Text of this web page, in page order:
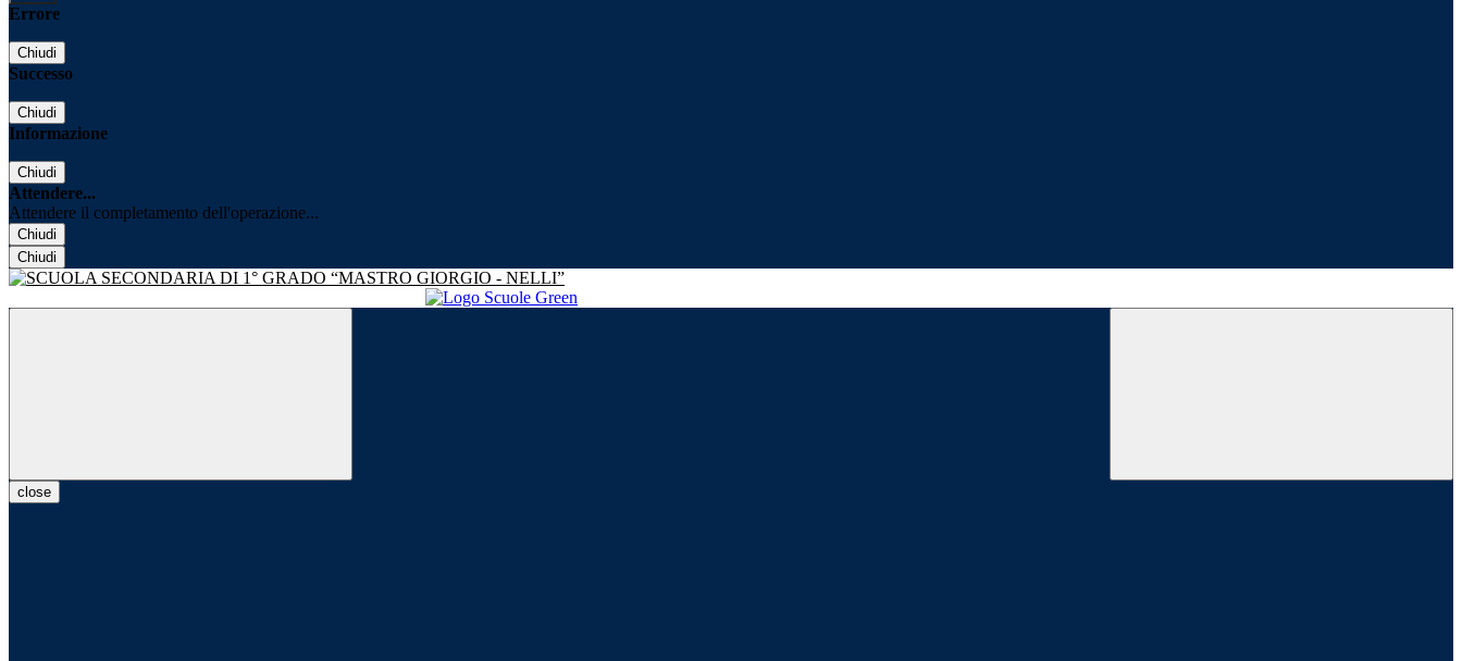
Errore
Chiudi
Successo
Chiudi
Informazione
Chiudi
Attendere...
Attendere il completamento dell'operazione...
Chiudi
Chiudi
close